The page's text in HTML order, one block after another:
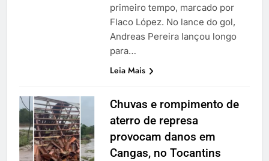
primeiro tempo, marcado por
Flaco López. No lance do gol,
Andreas Pereira lançou longo
para…
Leia Mais
Chuvas e rompimento de
aterro de represa
provocam danos em
Cangas, no Tocantins